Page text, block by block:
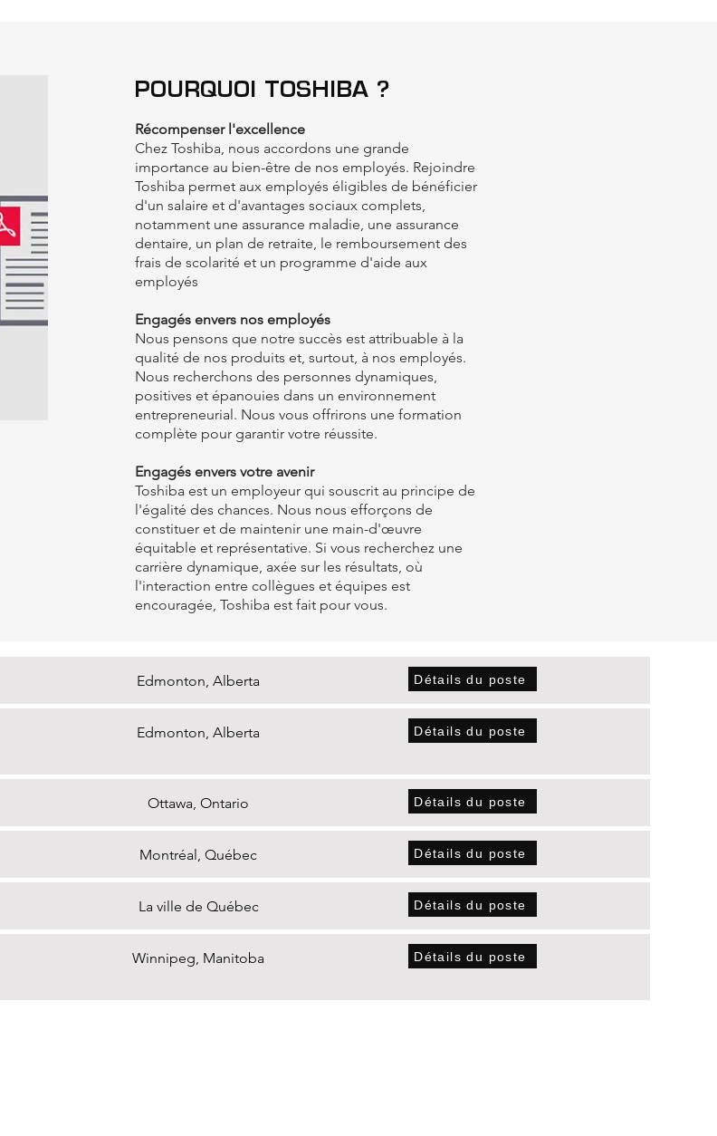
POURQUOI TOSHIBA ?
Récompenser l'excellence
‍Chez Toshiba, nous accordons une grande
importance au bien-être de nos employés. Rejoindre
Toshiba permet aux employés éligibles de bénéficier
d'un salaire et d'avantages sociaux complets,
notamment une assurance maladie, une assurance
dentaire, un plan de retraite, le remboursement des
frais de scolarité et un programme d'aide aux
employés
‍Engagés envers nos employés
‍Nous pensons que notre succès est attribuable à la
qualité de nos produits et, surtout, à nos employés.
Nous recherchons des personnes dynamiques,
positives et épanouies dans un environnement
entrepreneurial. Nous vous offrirons une formation
complète pour garantir votre réussite.
‍Engagés envers votre avenir
‍Toshiba est un employeur qui souscrit au principe de
l'égalité des chances. Nous nous efforçons de
constituer et de maintenir une main-d'œuvre
équitable et représentative. Si vous recherchez une
carrière dynamique, axée sur les résultats, où
l'interaction entre collègues et équipes est
encouragée, Toshiba est fait pour vous.
Edmonton, Alberta Détails du poste
Edmonton, Alberta Détails du poste
Ottawa, Ontario Détails du poste
Montréal, Québec Détails du poste
La ville de Québec Détails du poste
Winnipeg, Manitoba Détails du poste